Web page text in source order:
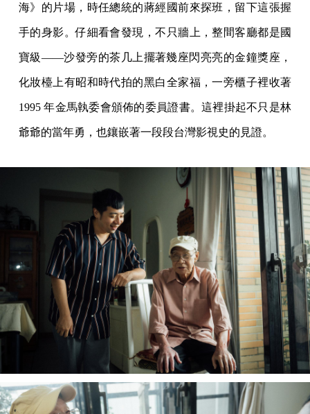
海》的片場，時任總統的蔣經國前來探班，留下這張握
手的身影。仔細看會發現，不只牆上，整間客廳都是國
寶級——沙發旁的茶几上擺著幾座閃亮亮的金鐘獎座，
化妝檯上有昭和時代拍的黑白全家福，一旁櫃子裡收著
1995 年金馬執委會頒佈的委員證書。這裡掛起不只是林
爺爺的當年勇，也鑲嵌著一段段台灣影視史的見證。